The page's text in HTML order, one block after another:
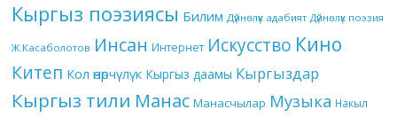
Кыргыз поэзиясы Билим Дүйнөлүк адабият Дүйнөлүк поэзия
Ж.Касаболотов Инсан Интернет Искусство Кино
Китеп Кол өнөрчүлүк Кыргыз даамы Кыргыздар
Кыргыз тили Манас Манасчылар Музыка Накыл